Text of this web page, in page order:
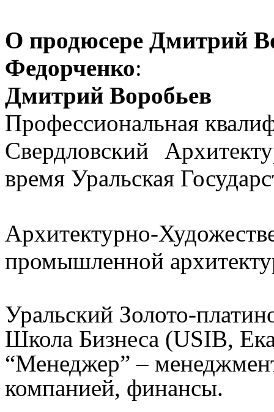
О продюсере Дмитрий
Федорченко:
Дмитрий Воробьев
Профессиональная
Свердловский
время Уральская
Архитектурно-
промышленной
Уральский Золото-
Школа Бизнеса (USIВ,
“Менеджер” –
компанией, финансы.